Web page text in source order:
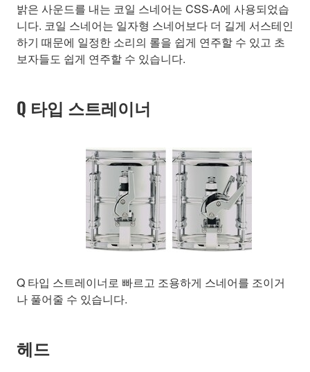
밝은 사운드를 내는 코일 스네어는 CSS-A에 사용되었습
니다. 코일 스네어는 일자형 스네어보다 더 길게 서스테인
하기 때문에 일정한 소리의 롤을 쉽게 연주할 수 있고 초
보자들도 쉽게 연주할 수 있습니다.
Q 타입 스트레이너
Q 타입 스트레이너로 빠르고 조용하게 스네어를 조이거
나 풀어줄 수 있습니다.
헤드